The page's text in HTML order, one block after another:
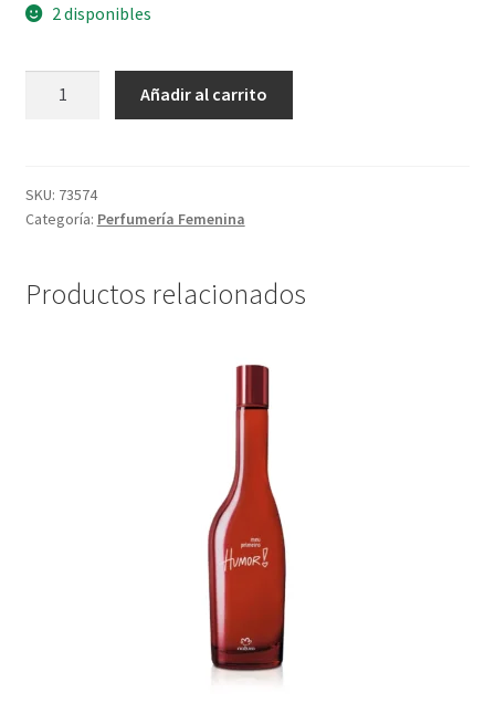
2 disponibles
Maracuya
-
cantidad
Añadir al carrito
SKU: 73574
Categoría: Perfumería Femenina
Productos relacionados